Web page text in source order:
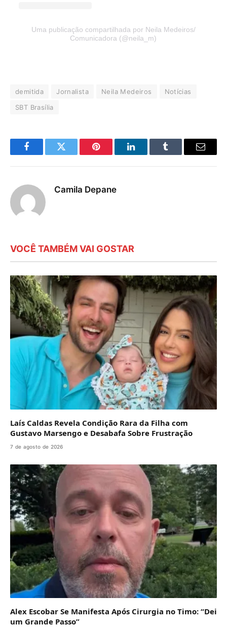
Uma publicação compartilhada por Neila Medeiros/
Comunicadora (@neila_m)
demitida Jornalista Neila Medeiros
Notícias
SBT Brasília
FacebookTwitter Pinterest LinkedInTumblr
E-
Camila Depane
VOCÊ TAMBÉM VAI GOSTAR
Laís Caldas Revela Condição Rara da Filha com
Gustavo Marsengo e Desabafa Sobre Frustração
7 de agosto de 2026
Alex Escobar Se Manifesta Após Cirurgia no Timo: “Dei
um Grande Passo”